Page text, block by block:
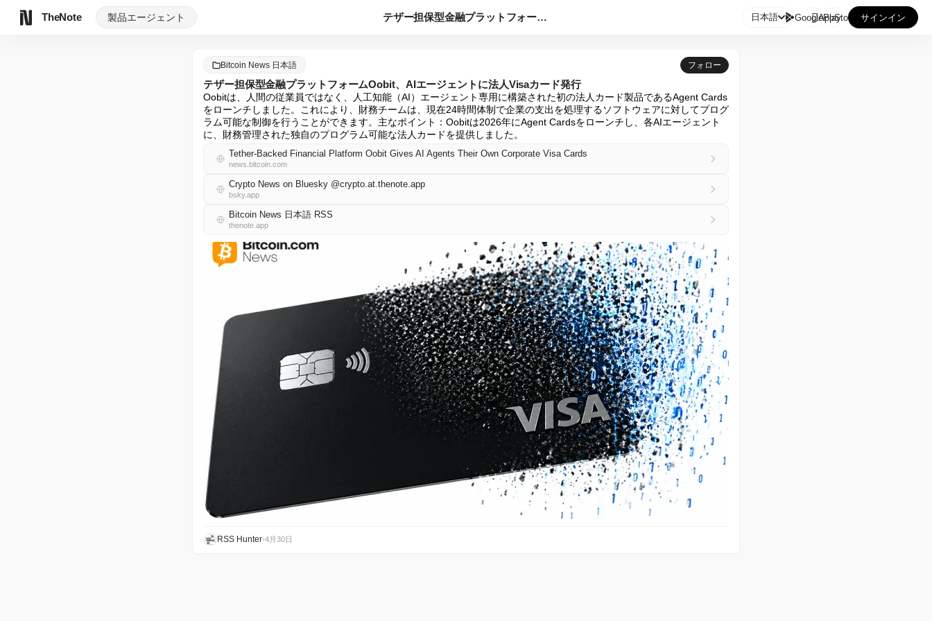
TheNote 製品エージェント テザー担保型金融プラットフォームOobit、AIエージェント... 日本語 GooglePlay
AppStore サインイン
Bitcoin News 日本語 フォロー
テザー担保型金融プラットフォームOobit、AIエージェントに法人Visaカード発行
Oobitは、人間の従業員ではなく、人工知能（AI）エージェント専用に構築された初の法人カード製品であるAgent Cards
をローンチしました。これにより、財務チームは、現在24時間体制で企業の支出を処理するソフトウェアに対してプログ
ラム可能な制御を行うことができます。主なポイント：Oobitは2026年にAgent Cardsをローンチし、各AIエージェント
に、財務管理された独自のプログラム可能な法人カードを提供しました。
Tether-Backed Financial Platform Oobit Gives AI Agents Their Own Corporate Visa Cards
news.bitcoin.com
Crypto News on Bluesky @crypto.at.thenote.app
bsky.app
Bitcoin News 日本語 RSS
thenote.app
RSS Hunter•4月30日